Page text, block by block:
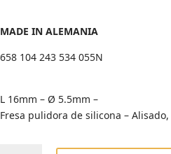
MADE IN ALEMANIA
658 104 243 534 055N
L 16mm – Ø 5.5mm –
Fresa pulidora de silicona –